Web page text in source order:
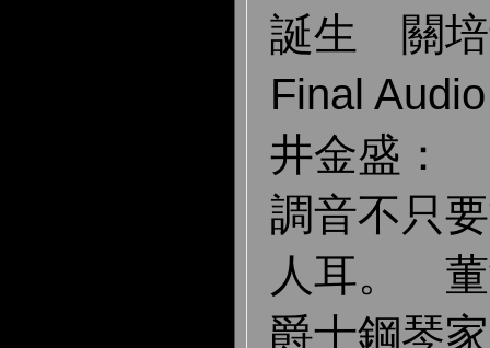
誕生 關
Final
井金盛：
調音不只
人耳。
爵士鋼琴